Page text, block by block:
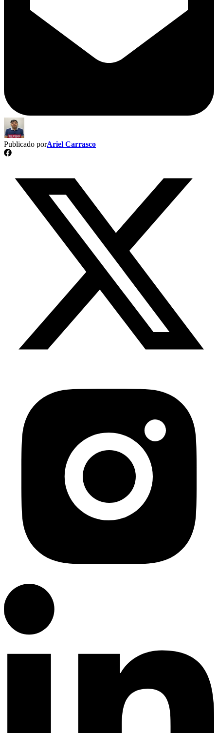
Publicado porAriel Carrasco